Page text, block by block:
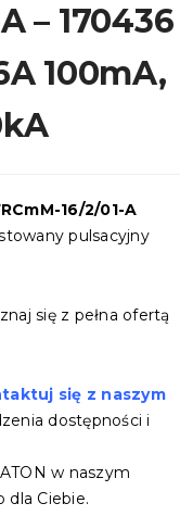
– 170436
100mA,
16/2/01-A
pulsacyjny
się z pełna ofertą
się z naszym
dostępności i
w naszym
dla Ciebie.